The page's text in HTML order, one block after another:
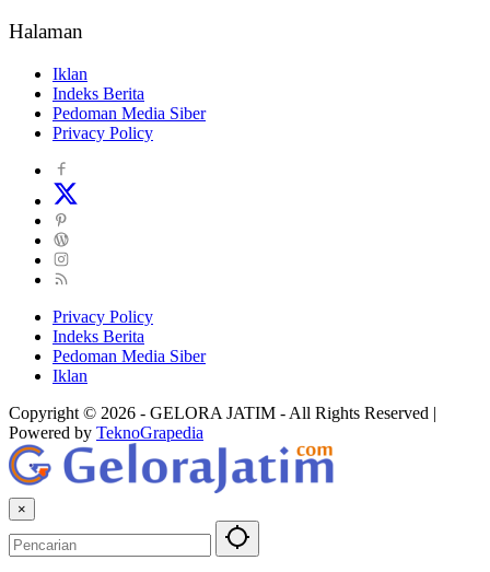
Halaman
Iklan
Indeks Berita
Pedoman Media Siber
Privacy Policy
Privacy Policy
Indeks Berita
Pedoman Media Siber
Iklan
Copyright © 2026 - GELORA JATIM - All Rights Reserved |
Powered by TeknoGrapedia
×